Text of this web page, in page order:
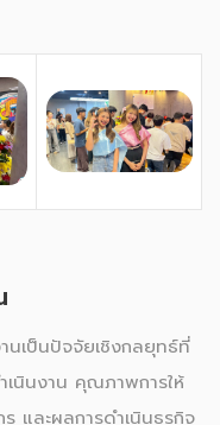
เป็นปัจจัยเชิงกลยุทธ์ที่
เนินงาน คุณภาพการให้
และผลการดำเนินธุรกิจ